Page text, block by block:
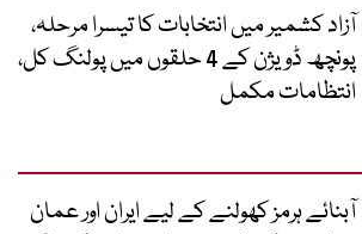
آزاد کشمیر میں انتخابات کا تیسرا مرحلہ،
پونچھ ڈویژن کے 4 حلقوں میں پولنگ کل،
انتظامات مکمل
آبنائے ہرمز کھولنے کے لیے ایران اور عمان